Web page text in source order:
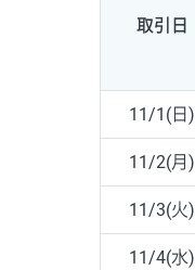
取引日
11/1(日)
11/2(月)
11/3(火)
11/4(水)